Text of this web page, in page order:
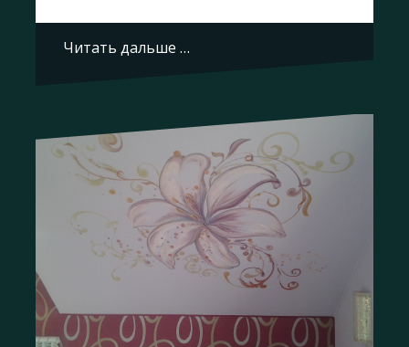
Читать дальше …